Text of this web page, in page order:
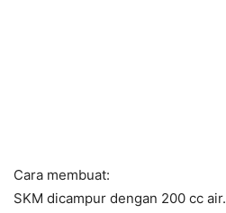
Cara membuat:
SKM dicampur dengan 200 cc air.